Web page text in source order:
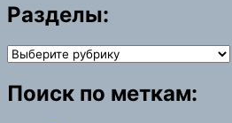
Разделы:
Разделы:
Поиск по меткам: